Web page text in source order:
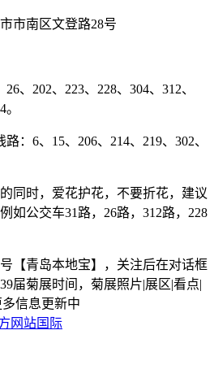
南区文登路28号
202、223、228、304、312、
6、15、206、214、219、302、
时，爱花护花，不要折花，建议
如公交车31路，26路，312路，228
【青岛本地宝】，关注后在对话框
届菊展时间，菊展照片|展区|看点|
信息更新中
网站国际